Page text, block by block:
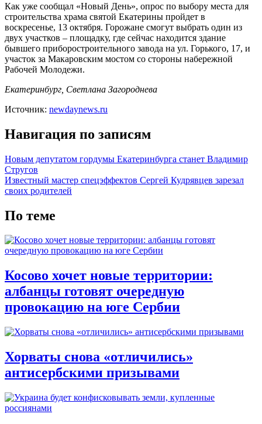
Как уже сообщал «Новый День», опрос по выбору места для
строительства храма святой Екатерины пройдет в
воскресенье, 13 октября. Горожане смогут выбрать один из
двух участков – площадку, где сейчас находится здание
бывшего приборостроительного завода на ул. Горького, 17, и
участок за Макаровским мостом со стороны набережной
Рабочей Молодежи.
Екатеринбург, Светлана Загороднева
Источник: newdaynews.ru
Навигация по записям
Новым депутатом гордумы Екатеринбурга станет Владимир
Стругов
Известный мастер спецэффектов Сергей Кудрявцев зарезал
своих родителей
По теме
Косово хочет новые территории:
албанцы готовят очередную
провокацию на юге Сербии
Хорваты снова «отличились»
антисербскими призывами